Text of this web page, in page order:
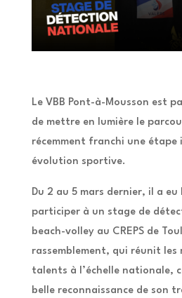
Le VBB Pont-à-Mousson est
de mettre en lumière le
récemment franchi une étape
évolution sportive.
Du 2 au 5 mars dernier, il a
participer à un stage de
beach-volley au CREPS de
rassemblement, qui réunit les
talents à l’échelle nationale,
belle reconnaissance de son